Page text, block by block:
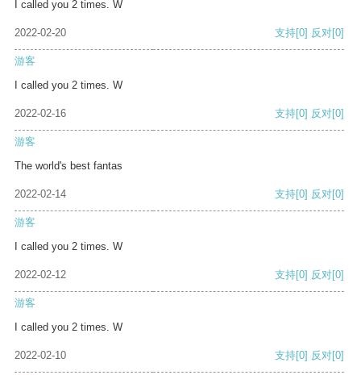
I called you 2 times. W
2022-02-20 支持[0] 反对[0]
游客
I called you 2 times. W
2022-02-16 支持[0] 反对[0]
游客
The world's best fantas
2022-02-14 支持[0] 反对[0]
游客
I called you 2 times. W
2022-02-12 支持[0] 反对[0]
游客
I called you 2 times. W
2022-02-10 支持[0] 反对[0]